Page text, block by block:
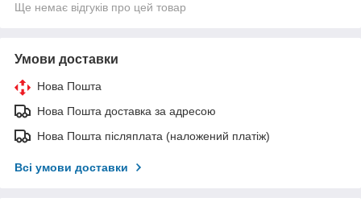
Ще немає відгуків про цей товар
Умови доставки
Нова Пошта
Нова Пошта доставка за адресою
Нова Пошта післяплата (наложений платіж)
Всі умови доставки